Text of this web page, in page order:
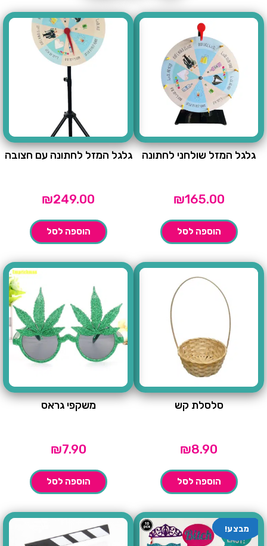
גלגל המזל שולחני לחתונה
₪165.00
הוספה לסל
גלגל המזל לחתונה עם חצובה
₪249.00
הוספה לסל
סלסלת קש
₪8.90
הוספה לסל
משקפי גראס
₪7.90
הוספה לסל
מבצע!